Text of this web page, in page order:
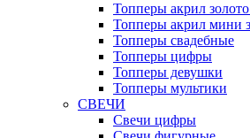
Топперы акрил
Топперы акрил мини
Топперы свадебные
Топперы цифры
Топперы девушки
Топперы мультики
СВЕЧИ
Свечи цифры